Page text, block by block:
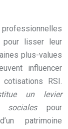
pour lisser leur
plus-values
influencer
RSI.
un levier
sociales pour
patrimoine